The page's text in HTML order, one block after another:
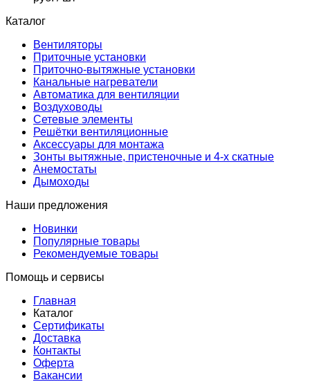
Каталог
Вентиляторы
Приточные установки
Приточно-вытяжные установки
Канальные нагреватели
Автоматика для вентиляции
Воздуховоды
Сетевые элементы
Решётки вентиляционные
Аксессуары для монтажа
Зонты вытяжные, пристеночные и 4-х скатные
Анемостаты
Дымоходы
Наши предложения
Новинки
Популярные товары
Рекомендуемые товары
Помощь и сервисы
Главная
Каталог
Сертификаты
Доставка
Контакты
Оферта
Вакансии